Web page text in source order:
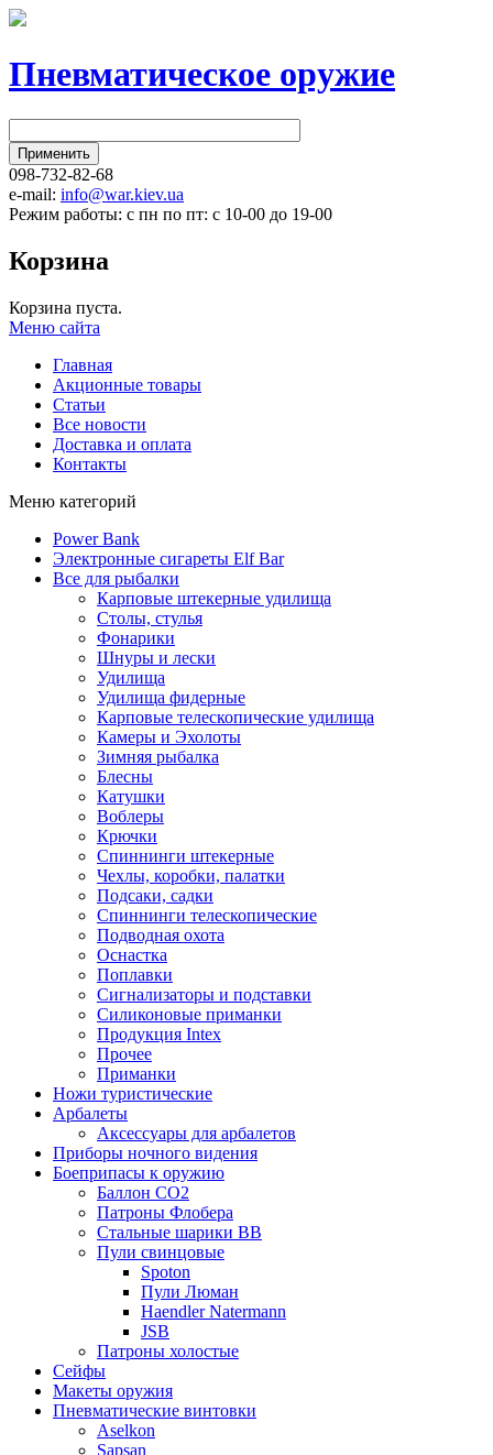
Пневматическое оружие
098-732-82-68
e-mail: info@war.kiev.ua
Режим работы: с пн по пт: с 10-00 до 19-00
Корзина
Корзина пуста.
Меню сайта
Главная
Акционные товары
Статьи
Все новости
Доставка и оплата
Контакты
Меню категорий
Power Bank
Электронные сигареты Elf Bar
Все для рыбалки
Карповые штекерные удилища
Столы, стулья
Фонарики
Шнуры и лески
Удилища
Удилища фидерные
Карповые телескопические удилища
Камеры и Эхолоты
Зимняя рыбалка
Блесны
Катушки
Воблеры
Крючки
Спиннинги штекерные
Чехлы, коробки, палатки
Подсаки, садки
Спиннинги телескопические
Подводная охота
Оснастка
Поплавки
Сигнализаторы и подставки
Силиконовые приманки
Продукция Intex
Прочее
Приманки
Ножи туристические
Арбалеты
Аксессуары для арбалетов
Приборы ночного видения
Боеприпасы к оружию
Баллон CO2
Патроны Флобера
Стальные шарики ВВ
Пули свинцовые
Spoton
Пули Люман
Haendler Natermann
JSB
Патроны холостые
Сейфы
Макеты оружия
Пневматические винтовки
Aselkon
Sapsan